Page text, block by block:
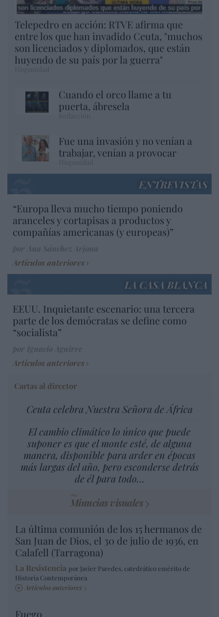
Telepedro en acción: RTVE afirma que
entre los que han invadido Ceuta, "muchos
son licenciados y diplomados, que están
huyendo de su país por la guerra"
Cuando el orco llame a tu
puerta, ábresela
Fue una invasión y no venían a
trabajar, venían a provocar
ENTREVISTAS
“Europa lleva mucho tiempo poniendo
aranceles y cortapisas a productos y
compañías americanas (y europeas)”
Artículos anteriores
LA CASA BLANCA
EEUU. Inquietante escenario: una tercera
parte de los demócratas se define como
“socialista”
Artículos anteriores
Cartas al director
Ceuta celebra Nuestra Señora de África
El cambio climático lo único que puede
suponer es que el monte esté, de alguna
manera, disponible para arder en épocas
más largas del año, pero esconderse detrás
de él para todo…
Minucias visuales
La última comunión de los 15 hermanos de
San Juan de Dios, el 30 de julio de 1936, en
Calafell (Tarragona)
La Resistencia por Javier Paredes, catedrático emérito de
Historia Contemporánea
Artículos anteriores
Fuego